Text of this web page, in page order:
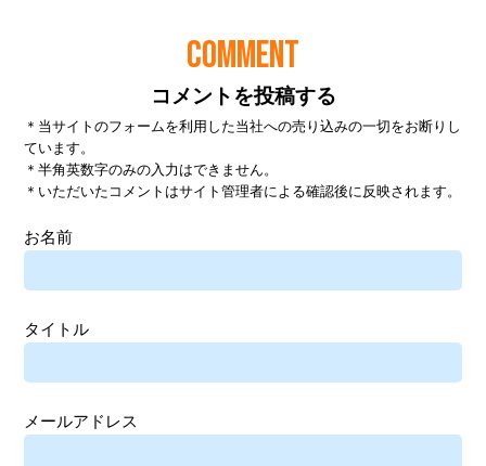
COMMENT
コメントを投稿する
＊当サイトのフォームを利用した当社への売り込みの一切をお断りし
ています。
＊半角英数字のみの入力はできません。
＊いただいたコメントはサイト管理者による確認後に反映されます。
お名前
タイトル
メールアドレス